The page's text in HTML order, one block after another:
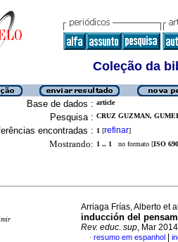
Coleção da
Base de dados : article
Pesquisa : CRUZ GUZMAN,
encontradas : 1 [refinar]
Mostrando: 1 .. 1 no formato [ISO 690
Arriaga Frías, Alberto et
inducción del
Rev. educ. sup, Mar
· resumo em espanhol